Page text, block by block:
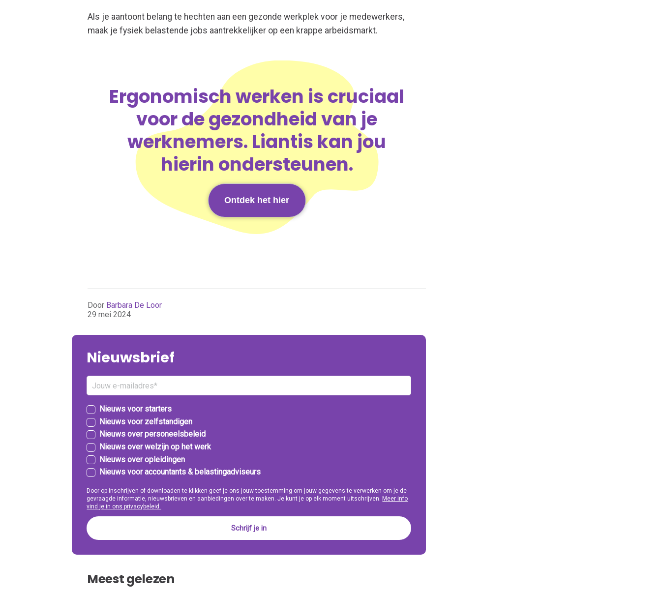
Als je aantoont belang te hechten aan een gezonde werkplek voor je medewerkers,
maak je fysiek belastende jobs aantrekkelijker op een krappe arbeidsmarkt.
Ergonomisch werken is cruciaal
voor de gezondheid van je
werknemers. Liantis kan jou
hierin ondersteunen.
Ontdek het hier
Door Barbara De Loor
29 mei 2024
Nieuwsbrief
Nieuws voor starters
Nieuws voor zelfstandigen
Nieuws over personeelsbeleid
Nieuws over welzijn op het werk
Nieuws over opleidingen
Nieuws voor accountants & belastingadviseurs
Door op inschrijven of downloaden te klikken geef je ons jouw toestemming om jouw gegevens te verwerken om je de
gevraagde informatie, nieuwsbrieven en aanbiedingen over te maken. Je kunt je op elk moment uitschrijven. Meer info
vind je in ons privacybeleid.
Meest gelezen